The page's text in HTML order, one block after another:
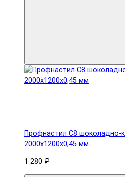
Профнастил С8 шоколадно-
2000х1200х0,45 мм
1 280 ₽